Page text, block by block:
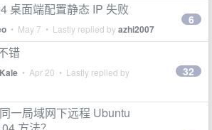
桌面端配置静态 IP 失败
• May 7 • Lastly replied byazhi2007
6
错
• Apr 20 • Lastly replied by 32
一局域网下远程 Ubuntu